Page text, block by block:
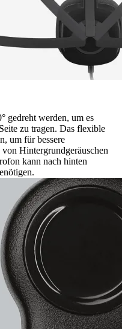
gedreht werden, um es
zu tragen. Das flexible
um für bessere
Hintergrundgeräuschen
kann nach hinten